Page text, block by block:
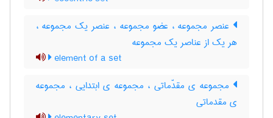
عنصر مجموعه ، عضو مجموعه ، عنصر یک مجموعه ،
هر یک از عناصر یک مجموعه
element of a set
مجموعه ی مقدّماتی ، مجموعه ی ابتدایی ، مجموعه
ی مقدماتی